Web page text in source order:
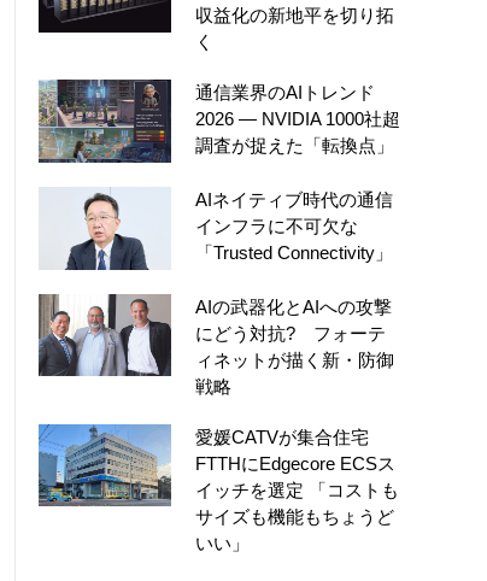
収益化の新地平を切り拓
く
通信業界のAIトレンド
2026 ― NVIDIA 1000社超
調査が捉えた「転換点」
AIネイティブ時代の通信
インフラに不可欠な
「Trusted Connectivity」
AIの武器化とAIへの攻撃
にどう対抗? フォーテ
ィネットが描く新・防御
戦略
愛媛CATVが集合住宅
FTTHにEdgecore ECSス
イッチを選定 「コストも
サイズも機能もちょうど
いい」